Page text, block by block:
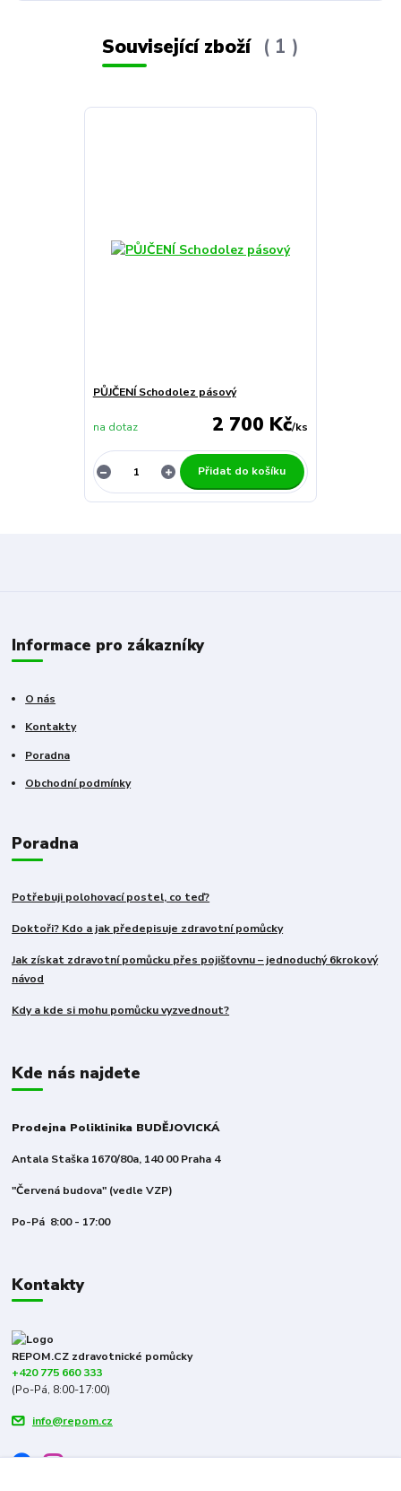
Související zboží 1
PŮJČENÍ Schodolez pásový
2 700 Kč/ks
na dotaz
Přidat do košíku
Informace pro zákazníky
O nás
Kontakty
Poradna
Obchodní podmínky
Poradna
Potřebuji polohovací postel, co teď?
Doktoři? Kdo a jak předepisuje zdravotní pomůcky
Jak získat zdravotní pomůcku přes pojišťovnu – jednoduchý 6krokový
návod
Kdy a kde si mohu pomůcku vyzvednout?
Kde nás najdete
Prodejna Poliklinika BUDĚJOVICKÁ
Antala Staška 1670/80a, 140 00 Praha 4
"Červená budova" (vedle VZP)
Po-Pá 8:00 - 17:00
Kontakty
REPOM.CZ zdravotnické pomůcky
+420 775 660 333
(Po-Pá, 8:00-17:00)
info@repom.cz